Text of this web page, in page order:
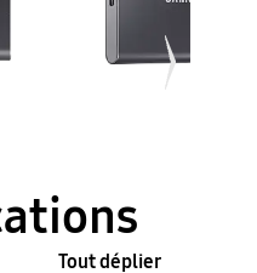
Tout déplier